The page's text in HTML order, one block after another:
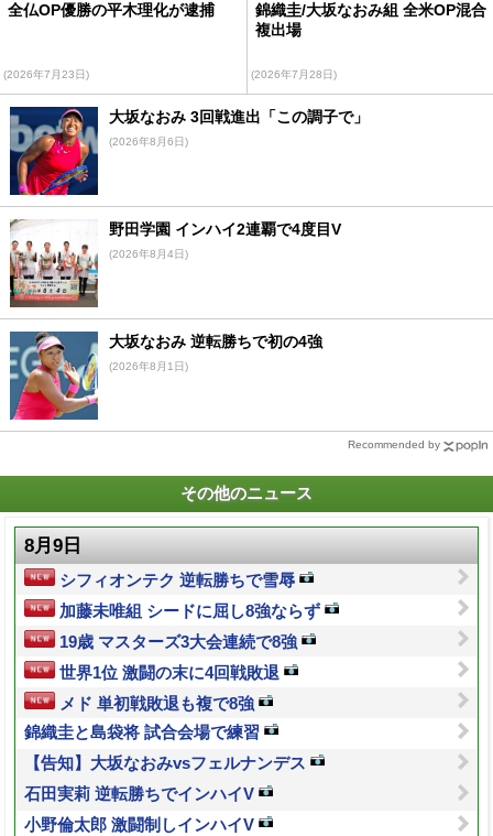
全仏OP優勝の平木理化が逮捕
(2026年7月23日)
錦織圭/大坂なおみ組 全米OP混合
複出場
(2026年7月28日)
大坂なおみ 3回戦進出「この調子で」
(2026年8月6日)
野田学園 インハイ2連覇で4度目V
(2026年8月4日)
大坂なおみ 逆転勝ちで初の4強
(2026年8月1日)
Recommended by
その他のニュース
8月9日
シフィオンテク 逆転勝ちで雪辱
加藤未唯組 シードに屈し8強ならず
19歳 マスターズ3大会連続で8強
世界1位 激闘の末に4回戦敗退
メド 単初戦敗退も複で8強
錦織圭と島袋将 試合会場で練習
【告知】大坂なおみvsフェルナンデス
石田実莉 逆転勝ちでインハイV
小野倫太郎 激闘制しインハイV